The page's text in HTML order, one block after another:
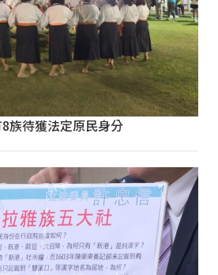
族待獲法定原民身分